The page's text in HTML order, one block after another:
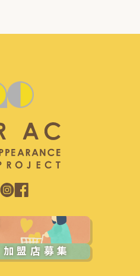
加盟店募集